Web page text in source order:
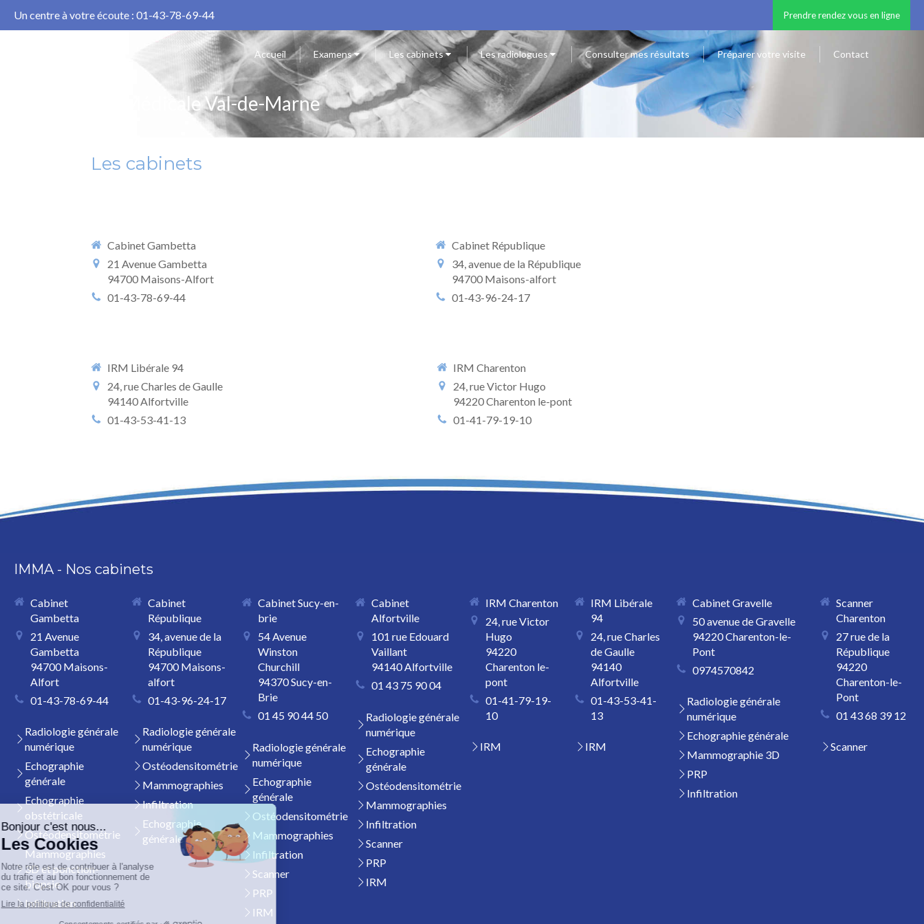
Un centre à votre écoute : 01-43-78-69-44 Prendre rendez vous en ligne
Accueil Examens Les cabinets Les radiologues Consulter mes résultats Préparer votre visite Contact
Imagerie Médicale Val-de-Marne
Les cabinets
Cabinet Gambetta
21 Avenue Gambetta
94700 Maisons-Alfort
01-43-78-69-44
Cabinet République
34, avenue de la République
94700 Maisons-alfort
01-43-96-24-17
IRM Libérale 94
24, rue Charles de Gaulle
94140Alfortville
01-43-53-41-13
IRM Charenton
24, rue Victor Hugo
94220Charenton le-pont
01-41-79-19-10
IMMA - Nos cabinets
Cabinet
Gambetta
21 Avenue
Gambetta
94700 Maisons-
Alfort
01-43-78-69-44
Radiologie générale
numérique
Echographie
générale
Echographie
obstétricale
Ostéodensitométrie
Mammographies
3D et ponction-
biopsie
Infiltration
Cabinet
République
34, avenue de la
République
94700 Maisons-
alfort
01-43-96-24-17
Radiologie générale
numérique
Ostéodensitométrie
Mammographies
Infiltration
Echographie
générale
Cabinet Sucy-en-
brie
54 Avenue
Winston
Churchill
94370Sucy-en-
Brie
01 45 90 44 50
Radiologie générale
numérique
Echographie
générale
Ostéodensitométrie
Mammographies
Infiltration
Scanner
PRP
IRM
Cabinet
Alfortville
101 rue Edouard
Vaillant
94140Alfortville
01 43 75 90 04
Radiologie générale
numérique
Echographie
générale
Ostéodensitométrie
Mammographies
Infiltration
Scanner
PRP
IRM
IRM Charenton
24, rue Victor
Hugo
94220
Charenton le-
pont
01-41-79-19-
10
IRM
IRM Libérale
94
24, rue Charles
de Gaulle
94140
Alfortville
01-43-53-41-
13
IRM
Cabinet Gravelle
50 avenue de Gravelle
94220Charenton-le-
Pont
0974570842
Radiologie générale
numérique
Echographie générale
Mammographie 3D
PRP
Infiltration
Scanner
Charenton
27 rue de la
République
94220
Charenton-le-
Pont
01 43 68 39 12
Scanner